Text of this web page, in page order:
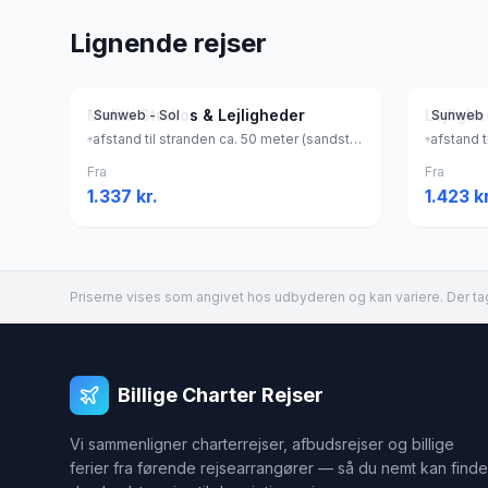
Lignende rejser
Sunweb - Sol
Melitti Studios & Lejligheder
afstand til stranden ca. 50 meter (sandstrand, liggestole (mod betaling) , parasol (mod betaling) ), Grækenland
Fra
1.337 kr.
Sunweb
Fra
1.423
Priserne vises som angivet hos udbyderen og kan variere. Der
Billige Charter Rejser
Vi sammenligner charterrejser, afbudsrejser og billige
ferier fra førende rejsearrangører — så du nemt kan finde